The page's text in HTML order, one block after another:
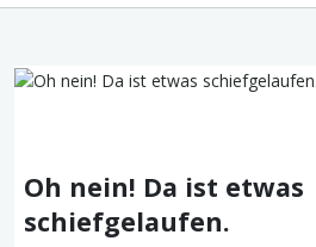
Oh nein! Da ist etwas
schiefgelaufen.